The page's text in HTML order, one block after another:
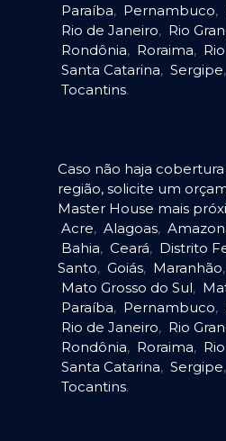
Paraíba, Pernambuco,
Rio de Janeiro, Rio
Rondônia, Roraima,
Santa Catarina, Sergipe,
Tocantins.
Caso não haja
região, solicite um
Master House mais
Acre, Alagoas,
Bahia, Ceará, Distrito
Santo, Goiás, Maranhão,
Mato Grosso do Sul,
Paraíba, Pernambuco,
Rio de Janeiro, Rio
Rondônia, Roraima,
Santa Catarina, Sergipe,
Tocantins.